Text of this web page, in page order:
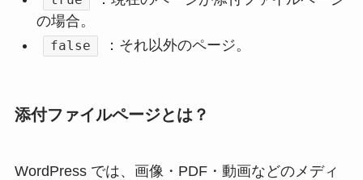
の場合。
false ：それ以外のページ。
添付ファイルページとは？
WordPress では、画像・PDF・動画などのメディ